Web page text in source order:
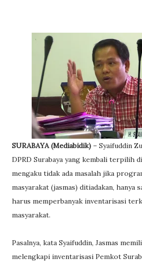
SURABAYA (Mediabidik) – Syaifuddin
DPRD Surabaya yang kembali terpilih
mengaku tidak ada masalah jika
masyarakat (jasmas) ditiadakan, hanya
harus memperbanyak inventarisasi
masyarakat.
Pasalnya, kata Syaifuddin, Jasmas
melengkapi inventarisasi Pemkot